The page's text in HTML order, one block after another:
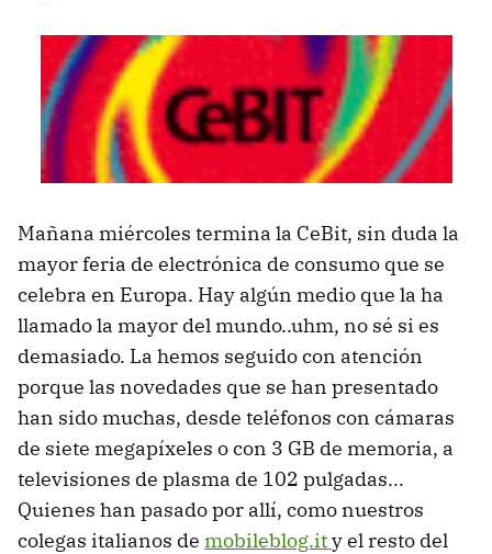
Mañana miércoles termina la CeBit, sin duda la
mayor feria de electrónica de consumo que se
celebra en Europa. Hay algún medio que la ha
llamado la mayor del mundo..uhm, no sé si es
demasiado. La hemos seguido con atención
porque las novedades que se han presentado
han sido muchas, desde teléfonos con cámaras
de siete megapíxeles o con 3 GB de memoria, a
televisiones de plasma de 102 pulgadas...
Quienes han pasado por allí, como nuestros
colegas italianos de mobileblog.ity el resto del